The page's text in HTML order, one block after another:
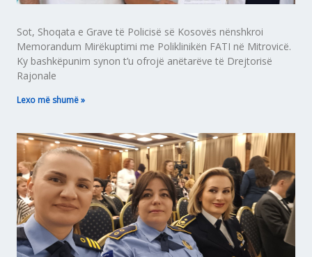
Sot, Shoqata e Grave të Policisë së Kosovës nënshkroi
Memorandum Mirëkuptimi me Poliklinikën FATI në Mitrovicë.
Ky bashkëpunim synon t’u ofrojë anëtarëve të Drejtorisë
Rajonale
Lexo më shumë »